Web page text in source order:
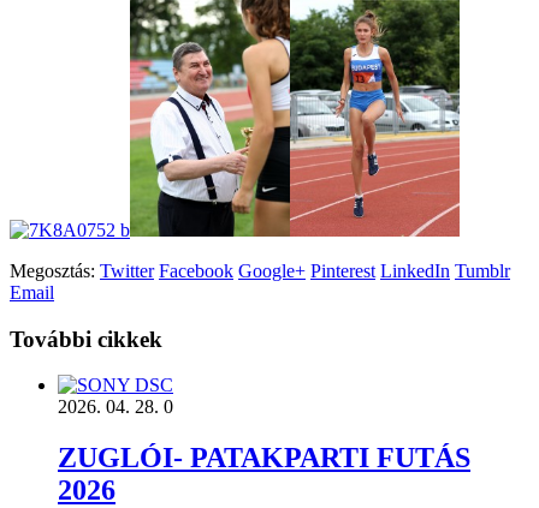
Megosztás: Twitter Facebook Google+ Pinterest LinkedIn Tumblr
Email
További cikkek
2026. 04. 28. 0
ZUGLÓI- PATAKPARTI FUTÁS
2026